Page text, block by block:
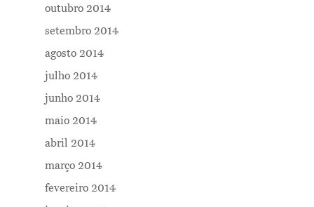
outubro 2014
setembro 2014
agosto 2014
julho 2014
junho 2014
maio 2014
abril 2014
março 2014
fevereiro 2014